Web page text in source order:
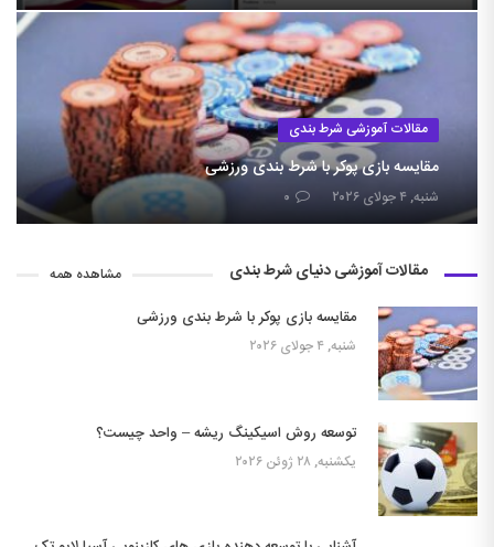
مقالات آموزشی شرط بندی
مقایسه بازی پوکر با شرط بندی ورزشی
شنبه, ۴ جولای ۲۰۲۶ ۰
مقالات آموزشی دنیای شرط بندی مشاهده همه
مقایسه بازی پوکر با شرط بندی ورزشی
شنبه, ۴ جولای ۲۰۲۶
توسعه روش اسیکینگ ریشه – واحد چیست؟
یکشنبه, ۲۸ ژوئن ۲۰۲۶